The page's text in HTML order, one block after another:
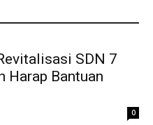
SDN 7
Harap Bantuan
0